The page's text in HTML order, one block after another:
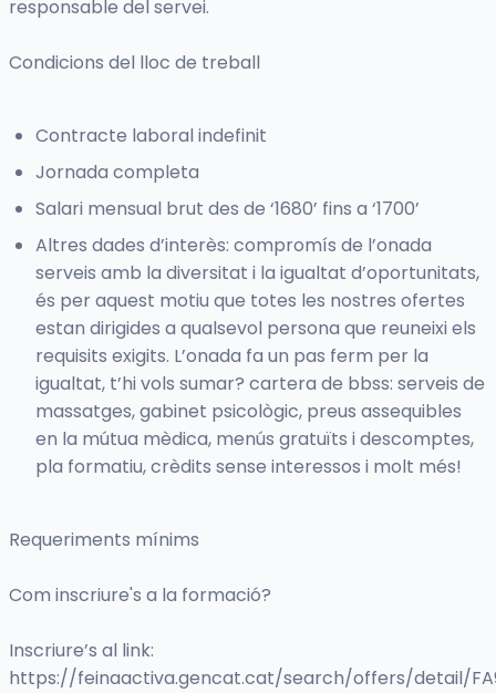
responsable del servei.
Condicions del lloc de treball
Contracte laboral indefinit
Jornada completa
Salari mensual brut des de ‘1680’ fins a ‘1700’
Altres dades d’interès: compromís de l’onada
serveis amb la diversitat i la igualtat d’oportunitats,
és per aquest motiu que totes les nostres ofertes
estan dirigides a qualsevol persona que reuneixi els
requisits exigits. L’onada fa un pas ferm per la
igualtat, t’hi vols sumar? cartera de bbss: serveis de
massatges, gabinet psicològic, preus assequibles
en la mútua mèdica, menús gratuïts i descomptes,
pla formatiu, crèdits sense interessos i molt més!
Requeriments mínims
Com inscriure's a la formació?
Inscriure’s al link:
https://feinaactiva.gencat.cat/search/offers/detail/